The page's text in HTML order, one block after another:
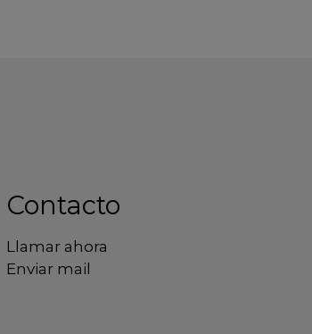
Contacto
Llamar ahora
Enviar mail